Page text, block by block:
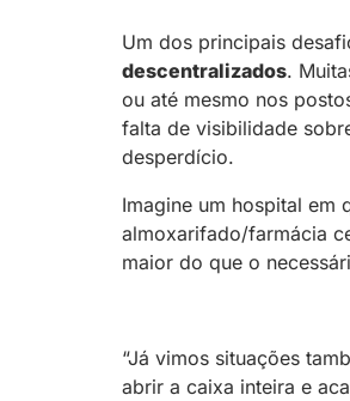
Um dos principais
descentralizados.
ou até mesmo nos
falta de visibilidade
desperdício.
Imagine um hospital em
almoxarifado/farmácia
maior do que o
“Já vimos situações
abrir a caixa inteira e